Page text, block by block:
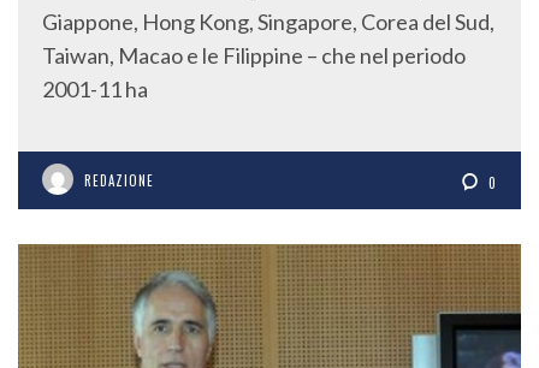
Giappone, Hong Kong, Singapore, Corea del Sud,
Taiwan, Macao e le Filippine – che nel periodo
2001-11 ha
REDAZIONE 0